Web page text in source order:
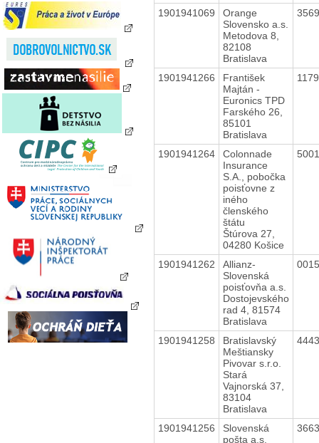
1901941069
Orange
Slovensko a.s.
Metodova 8,
82108
Bratislava
1901941266
František
Majtán -
Euronics TPD
Farského 26,
85101
Bratislava
1901941264
Colonnade
Insurance
S.A., pobočka
poisťovne z
iného
členského
štátu
Štúrova 27,
04280 Košice
1901941262
Allianz-
Slovenská
poisťovňa a.s.
Dostojevského
rad 4, 81574
Bratislava
1901941258
Bratislavský
Meštiansky
Pivovar s.r.o.
Stará
Vajnorská 37,
83104
Bratislava
1901941256
Slovenská
pošta a.s.